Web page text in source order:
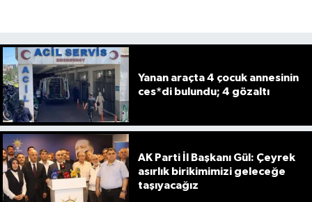
Yanan araçta 4 çocuk annesinin
ces*di bulundu; 4 gözaltı
AK Parti İl Başkanı Gül: Çeyrek
asırlık birikimimizi geleceğe
taşıyacağız